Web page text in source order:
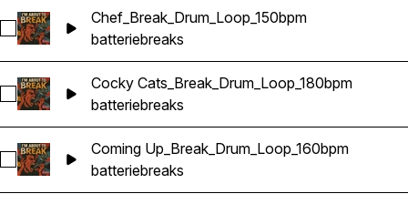
Sélectionnez Chef_Break_Drum_Loop_150bpm
Chef_Break_Drum_Loop_150bpm
batteriebreaks
Sélectionnez Cocky Cats_Break_Drum_Loop_180bpm
Cocky Cats_Break_Drum_Loop_180bpm
batteriebreaks
Sélectionnez Coming Up_Break_Drum_Loop_160bpm
Coming Up_Break_Drum_Loop_160bpm
batteriebreaks